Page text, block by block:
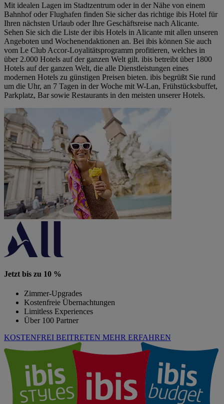
Mit idealen Lagen im Stadtzentrum oder in der Nähe von einem
Bahnhof oder Flughafen finden Sie sicher das richtige ibis Hotel für
Ihren nächsten Urlaub oder Ihre Geschäftsreise nach Alicante.
Sehen Sie sich die Liste der ibis Hotels in Alicante mit allen unseren
Angeboten und Wochenendaktionen an. Bei ibis können Sie auch
vom Le Club Accor-Loyalitätsprogramm profitieren, welches in
über 2.000 Hotels auf der ganzen Welt gilt. ibis betreibt über 1800
Hotels auf der ganzen Welt, die alle Dienstleistungen eines
modernen Hotels zu günstigen Preisen bieten. ibis begrüßt Sie rund
um die Uhr, an 7 Tagen in der Woche mit W-Lan, Frühstücksbuffet,
Parkplatz, Bar sowie Restaurants in den meisten unserer Hotels.
Jetzt bis zu 10 %
Zimmer-Upgrades
Kostenfreie Übernachtungen
Limitless Experiences
Über 100 Partner
KOSTENFREI BEITRETEN MEHR ERFAHREN